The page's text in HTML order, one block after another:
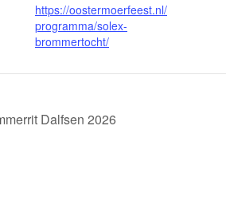
https://oostermoerfeest.nl/
programma/solex-
brommertocht/
Dalfsen 2026